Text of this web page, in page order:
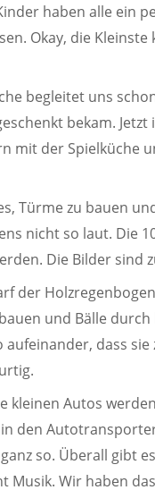
haben alle ein
Okay, die
begleitet uns
bekam.
mit der Spielküche
Türme zu bauen
nicht so laut. Die
Die Bilder sind
der
und Bälle
dass
kleinen Autos
den
so. Überall gibt
Wir haben